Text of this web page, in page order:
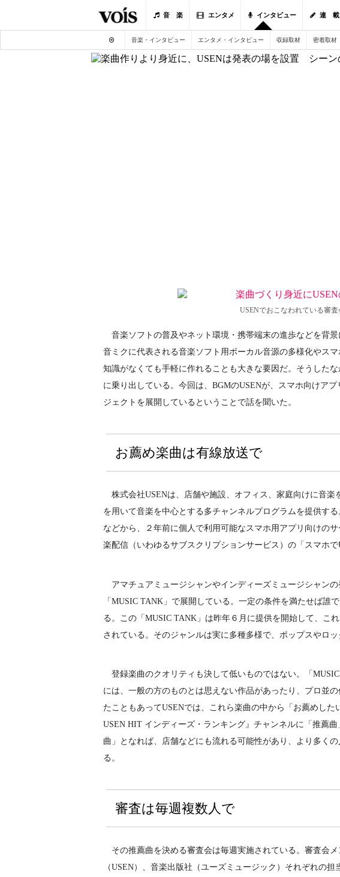
音 楽 エンタメ インタビュー 連 載
音楽・インタビュー エンタメ・インタビュー 収録取材 密着取材
USENでおこなわれている審査
音楽ソフトの普及やネット環境・携帯端末の進歩などを背
音ミクに代表される音楽ソフト用ボーカル音源の多様化やス
知識がなくても手軽に作れることも大きな要因だ。そうした
に乗り出している。今回は、BGMのUSENが、スマホ向けア
ジェクトを展開しているということで話を聞いた。
お薦め楽曲は有線放送で
株式会社USENは、店舗や施設、オフィス、家庭向けに音楽
を用いて音楽を中心とする多チャンネルプログラムを提供す
などから、２年前に個人で利用可能なスマホ用アプリ向けの
楽配信（いわゆるサブスクリプションサービス）の「スマホで
アマチュアミュージシャンやインディーズミュージシャン
「MUSIC TANK」で展開している。一定の条件を満たせば誰
る。この「MUSIC TANK」は昨年６月に提供を開始して、こ
されている。そのジャンルは実に多種多様で、ポップスやロ
登録楽曲のクオリティも決して低いものではない。「
には、一般の方のものとは思えない作品があったり、プロ並
たこともあってUSENでは、これら楽曲の中から「お薦めし
USEN HIT インディーズ・ランキング』チャンネルに「推薦
曲」となれば、店舗などにも流れる可能性があり、より多く
る。
審査は毎週複数人で
その推薦曲を決める審査会は毎週実施されている。審査会
（USEN）、音楽出版社（ユーズミュージック）それぞれの